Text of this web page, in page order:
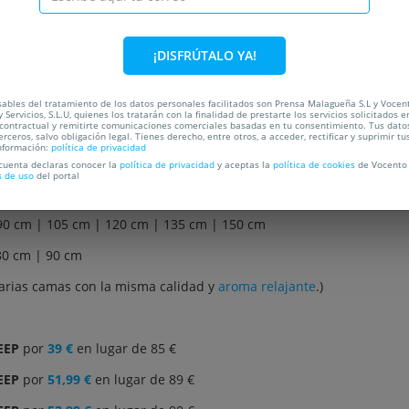
Lavanda IKON SLEEP (firmeza media)desde 39€ en lugar de
cm | 105 cm | 120 cm | 135 cm | 150 cm
cm | 90 cm
camas con la misma calidad y aroma relajante.)
por 39 € en lugar de 85 €
por 51,99 € en lugar de 89 €
¡DISFRÚTALO YA!
del tratamiento de los datos personales facilitados son Prensa Malagueña S.L y
Servicios, S.L.U, quienes los tratarán con la finalidad de prestarte los servicios solicitados
y remitirte comunicaciones comerciales basadas en tu consentimiento. Tus
salvo obligación legal. Tienes derecho, entre otros, a acceder, rectificar y suprimir
política de privacidad
declaras conocer la política de privacidad y aceptas la política de cookies de
de uso del portal